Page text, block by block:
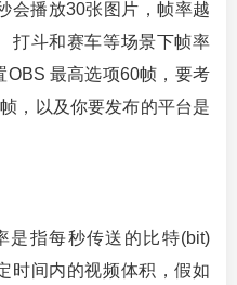
会播放30张图片，帧率越
打斗和赛车等场景下帧率
OBS 最高选项60帧，要考
，以及你要发布的平台是
是指每秒传送的比特(bit)
时间内的视频体积，假如